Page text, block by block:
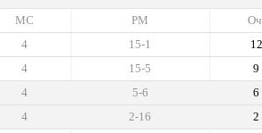
РМ
МС
12
15-1
4
9
15-5
4
6
5-6
4
2
2-16
4